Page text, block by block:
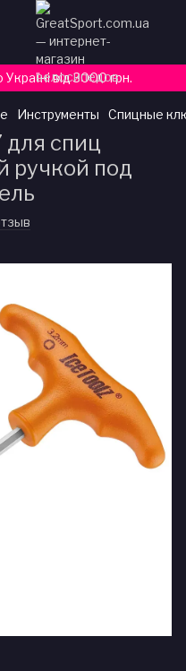
від 3000 грн.
Инструменты Спицные
для спиц
ручкой под